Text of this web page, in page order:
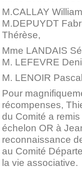
M.CALLAY
M.DEPUYDT
Thérèse,
Mme LANDAIS
M. LEFEVRE
M. LENOIR
Pour
récompenses,
du Comité a
échelon OR à
reconnaissance
au Comité
la vie associative.